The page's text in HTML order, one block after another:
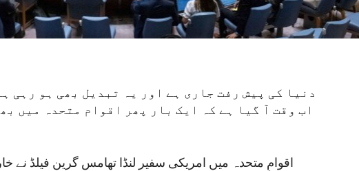
دنیا کی پیش رفت جاری ہے اور یہ تبدیل بھی ہو رہی
اب وقت آ گیا ہے کہ ایک بار پھر اقوام متحدہ میں
اقوامِ متحدہ میں امریکی سفیر لنڈا تھامس گرین فیلڈ نے